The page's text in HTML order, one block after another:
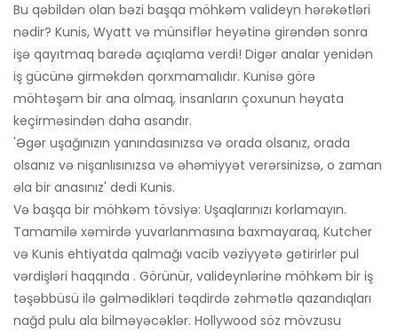
Bu qəbildən olan bəzi başqa möhkəm valideyn hərəkətləri
nədir? Kunis, Wyatt və münsiflər heyətinə girəndən sonra
işə qayıtmaq barədə açıqlama verdi! Digər analar yenidən
iş gücünə girməkdən qorxmamalıdır. Kunisə görə
möhtəşəm bir ana olmaq, insanların çoxunun həyata
keçirməsindən daha asandır.
'Əgər uşağınızın yanındasınızsa və orada olsanız, orada
olsanız və nişanlısınızsa və əhəmiyyət verərsinizsə, o zaman
əla bir anasınız' dedi Kunis.
Və başqa bir möhkəm tövsiyə: Uşaqlarınızı korlamayın.
Tamamilə xəmirdə yuvarlanmasına baxmayaraq, Kutcher
və Kunis ehtiyatda qalmağı vacib vəziyyətə gətirirlər pul
vərdişləri haqqında . Görünür, valideynlərinə möhkəm bir iş
təşəbbüsü ilə gəlmədikləri təqdirdə zəhmətlə qazandıqları
nağd pulu ala bilməyəcəklər. Hollywood söz mövzusu